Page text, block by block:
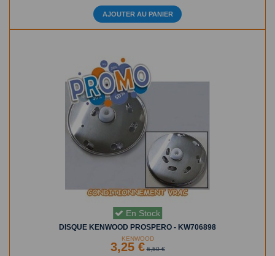
AJOUTER AU PANIER
En Stock
DISQUE KENWOOD PROSPERO - KW706898
KENWOOD
3,25 € 6,50 €